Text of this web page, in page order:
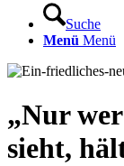
Suche
Menü Menü
„Nur
sieht,